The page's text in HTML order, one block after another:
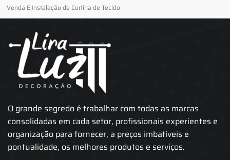
Venda E Instalação de Cortina de Tecido
O grande segredo é trabalhar com todas as marcas
consolidadas em cada setor, profissionais experientes e
organização para fornecer, a preços imbatíveis e
pontualidade, os melhores produtos e serviços.